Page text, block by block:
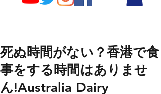
死ぬ時間がない？香港で食
事をする時間はありませ
ん!Australia Dairy